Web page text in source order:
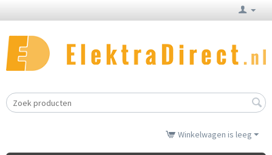
Winkelwagen is leeg